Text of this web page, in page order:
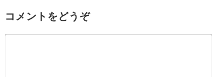
コメントをどうぞ